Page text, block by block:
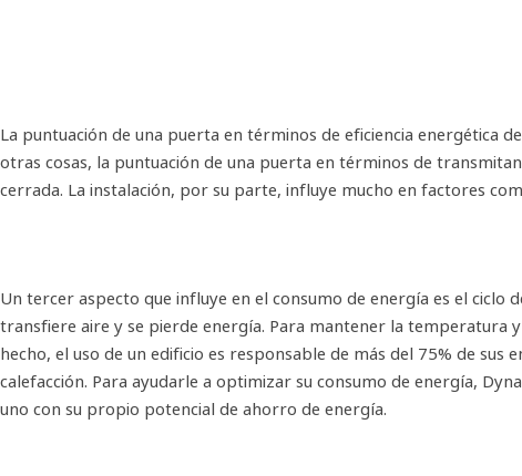
La puntuación de una puerta en términos de eficiencia energética
otras cosas, la puntuación de una puerta en términos de
cerrada. La instalación, por su parte, influye mucho en factores
Un tercer aspecto que influye en el consumo de energía es el
transfiere aire y se pierde energía. Para mantener la temperatura y
hecho, el uso de un edificio es responsable de más del 75% de sus
calefacción. Para ayudarle a optimizar su consumo de energía,
uno con su propio potencial de ahorro de energía.